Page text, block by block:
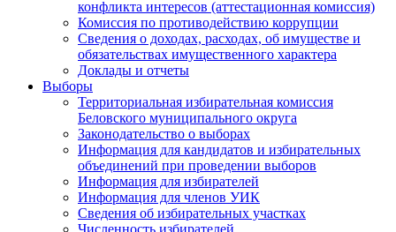
конфликта интересов (аттестационная комиссия)
Комиссия по противодействию коррупции
Сведения о доходах, расходах, об имуществе и
обязательствах имущественного характера
Доклады и отчеты
Выборы
Территориальная избирательная комиссия
Беловского муниципального округа
Законодательство о выборах
Информация для кандидатов и избирательных
объединений при проведении выборов
Информация для избирателей
Информация для членов УИК
Сведения об избирательных участках
Численность избирателей